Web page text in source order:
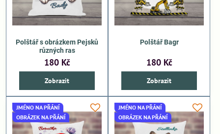
Polštář s obrázkem Pejsků
různých ras
180 Kč
Zobrazit
Polštář Bagr
180 Kč
Zobrazit
JMÉNO NA PŘÁNÍ
OBRÁZEK NA PŘÁNÍ
JMÉNO NA PŘÁNÍ
OBRÁZEK NA PŘÁNÍ